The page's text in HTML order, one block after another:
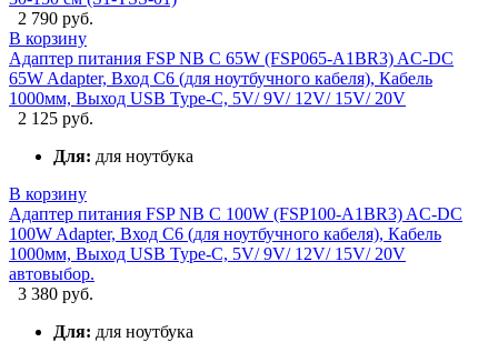
2 790 руб.
В корзину
Адаптер питания FSP NB C 65W (FSP065-A1BR3) AC-DC
65W Adapter, Вход C6 (для ноутбучного кабеля), Кабель
1000мм, Выход USB Type-C, 5V/ 9V/ 12V/ 15V/ 20V
2 125 руб.
Для: для ноутбука
В корзину
Адаптер питания FSP NB C 100W (FSP100-A1BR3) AC-DC
100W Adapter, Вход C6 (для ноутбучного кабеля), Кабель
1000мм, Выход USB Type-C, 5V/ 9V/ 12V/ 15V/ 20V
автовыбор.
3 380 руб.
Для: для ноутбука